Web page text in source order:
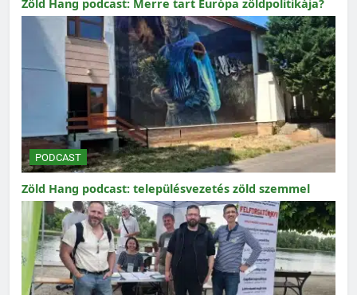
Zöld Hang podcast: Merre tart Európa zöldpolitikája?
PODCAST
Zöld Hang podcast: településvezetés zöld szemmel